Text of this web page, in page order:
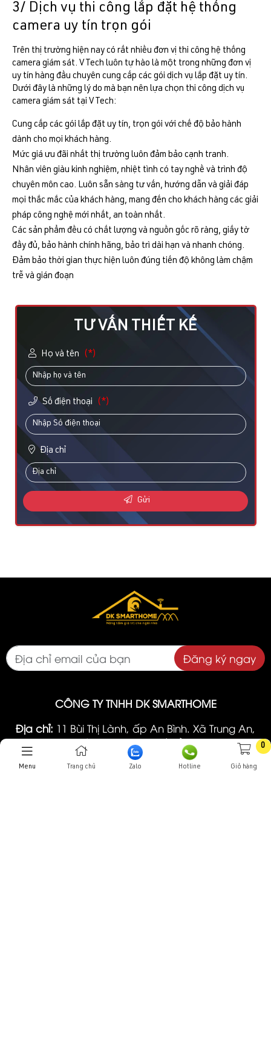
3/ Dịch vụ thi công lắp đặt hệ thống
camera uy tín trọn gói
Trên thị trường hiện nay có rất nhiều đơn vị thi công hệ thống
camera giám sát. VTech luôn tự hào là một trong những đơn vị
uy tín hàng đầu chuyên cung cấp các gói dịch vụ lắp đặt uy tín.
Dưới đây là những lý do mà bạn nên lựa chọn thi công dịch vụ
camera giám sát tại VTech:
Cung cấp các gói lắp đặt uy tín, trọn gói với chế độ bảo hành
dành cho mọi khách hàng.
Mức giá ưu đãi nhất thị trường luôn đảm bảo cạnh tranh.
Nhân viên giàu kinh nghiệm, nhiệt tình có tay nghề và trình độ
chuyên môn cao. Luôn sẵn sàng tư vấn, hướng dẫn và giải đáp
mọi thắc mắc của khách hàng, mang đến cho khách hàng các giải
pháp công nghệ mới nhất, an toàn nhất.
Các sản phẩm đều có chất lượng và nguồn gốc rõ ràng, giấy tờ
đầy đủ, bảo hành chính hãng, bảo trì dài hạn và nhanh chóng.
Đảm bảo thời gian thực hiện luôn đúng tiến độ không làm chậm
trễ và gián đoạn
TƯ VẤN THIẾT KẾ
Họ và tên (*)
Số điện thoại (*)
Địa chỉ
Gửi
Đăng ký ngay
CÔNG TY TNHH DK SMARTHOME
Địa chỉ: 11 Bùi Thị Lành, ấp An Bình. Xã Trung An,
Huyện Củ Chi, Thành Phố Hồ Chí Minh
0389205456
Menu Trang chủ Zalo Hotline
0
Giỏ hàng